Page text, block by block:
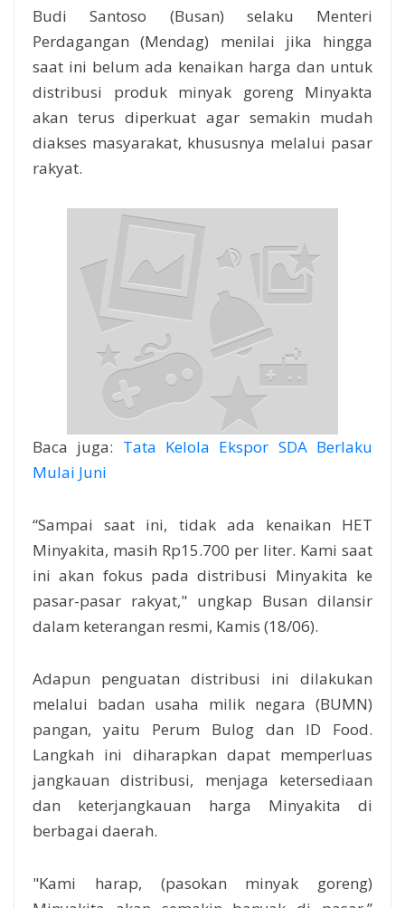
Budi Santoso (Busan) selaku Menteri
Perdagangan (Mendag) menilai jika hingga
saat ini belum ada kenaikan harga dan untuk
distribusi produk minyak goreng Minyakta
akan terus diperkuat agar semakin mudah
diakses masyarakat, khususnya melalui pasar
rakyat.
Baca juga: Tata Kelola Ekspor SDA Berlaku
Mulai Juni
“Sampai saat ini, tidak ada kenaikan HET
Minyakita, masih Rp15.700 per liter. Kami saat
ini akan fokus pada distribusi Minyakita ke
pasar-pasar rakyat," ungkap Busan dilansir
dalam keterangan resmi, Kamis (18/06).
Adapun penguatan distribusi ini dilakukan
melalui badan usaha milik negara (BUMN)
pangan, yaitu Perum Bulog dan ID Food.
Langkah ini diharapkan dapat memperluas
jangkauan distribusi, menjaga ketersediaan
dan keterjangkauan harga Minyakita di
berbagai daerah.
"Kami harap, (pasokan minyak goreng)